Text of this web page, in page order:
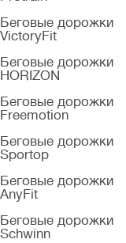
Беговые дорожки
VictoryFit
Беговые дорожки
HORIZON
Беговые дорожки
Freemotion
Беговые дорожки
Sportop
Беговые дорожки
AnyFit
Беговые дорожки
Schwinn